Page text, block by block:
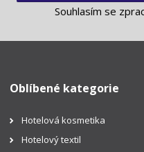
Souhlasím se
Oblíbené kategorie
Hotelová kosmetika
Hotelový textil